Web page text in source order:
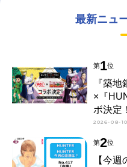
最新ニュ
第1位
『築地
×『
ボ決定！
2026-08-
第2位
【今